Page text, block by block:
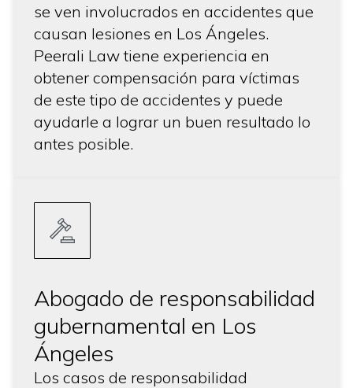
se ven involucrados en accidentes que
causan lesiones en Los Ángeles.
Peerali Law tiene experiencia en
obtener compensación para víctimas
de este tipo de accidentes y puede
ayudarle a lograr un buen resultado lo
antes posible.
Abogado de responsabilidad
gubernamental en Los
Ángeles
Los casos de responsabilidad